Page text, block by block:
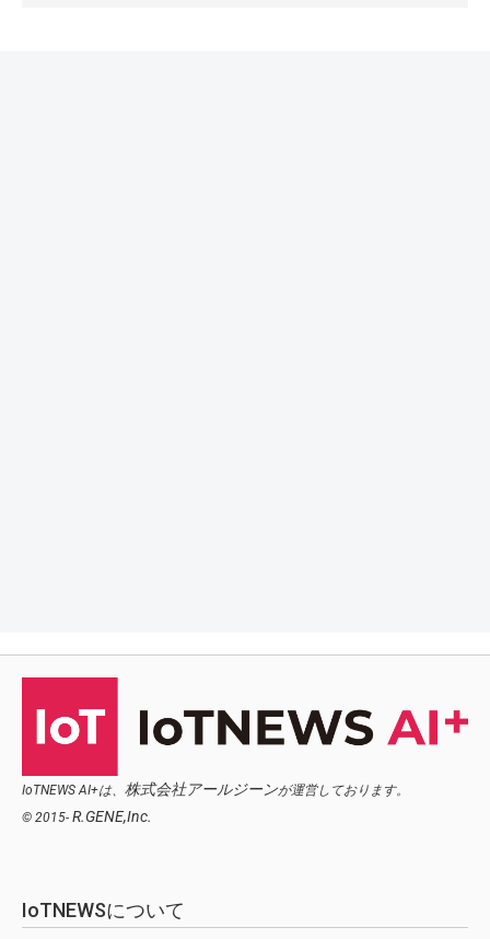
IoTNEWS AI+は、 株式会社アールジーンが運営しております。
© 2015- R.GENE,Inc.
IoTNEWSについて